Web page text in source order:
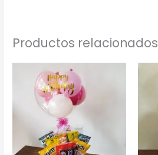
Productos relacionados